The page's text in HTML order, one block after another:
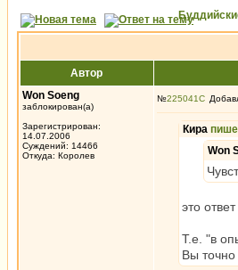
Автор
Won Soeng
заблокирован(а)
Зарегистрирован:
14.07.2006
Суждений: 14466
Откуда: Королев
№225041
Кира
Won
это
Т.е. "в
Вы